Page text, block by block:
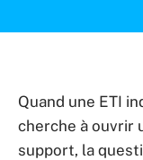
Quand une ETI
cherche à ouvrir
support, la